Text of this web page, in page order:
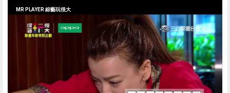
MR PLAYER 綜藝玩很大